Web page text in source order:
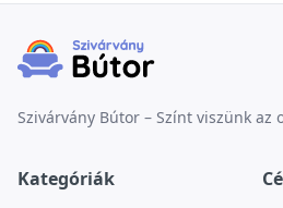
Szivárvány Bútor – Színt viszünk az
Kategóriák